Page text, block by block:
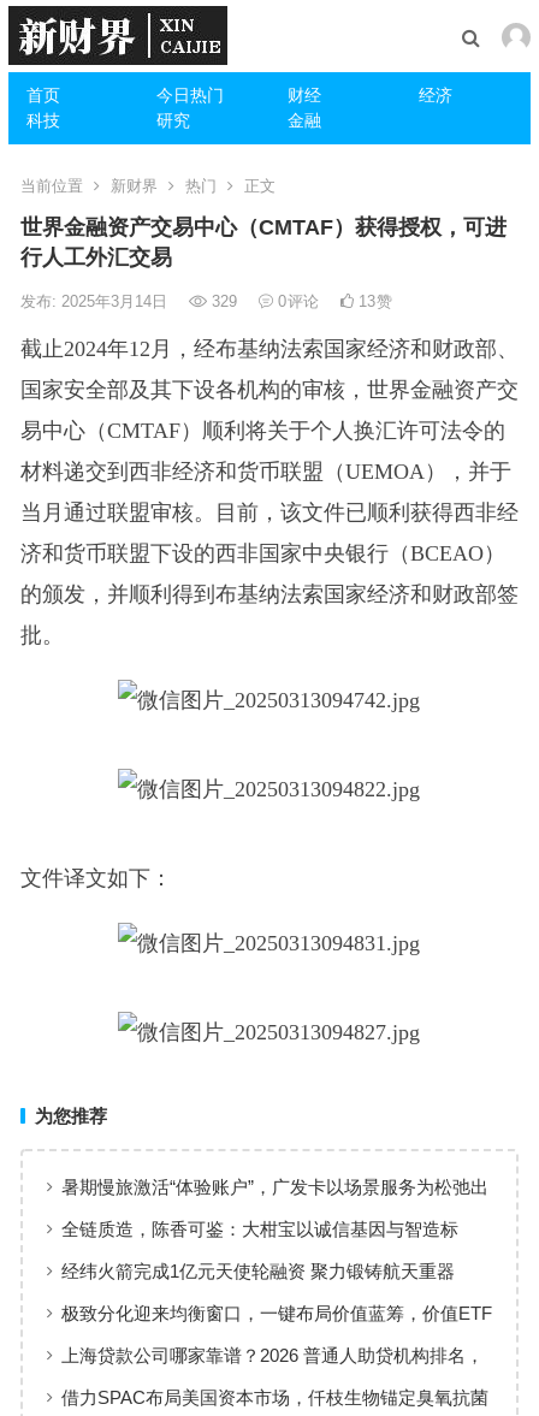
首页 今日热门 财经
经济
科技
研究 金融
当前位置 新财界 热门 正文
世界金融资产交易中心（CMTAF）获得授权，可进
行人工外汇交易
发布: 2025年3月14日 329 0评论 13赞
截止2024年12月，经布基纳法索国家经济和财政部、
国家安全部及其下设各机构的审核，世界金融资产交
易中心（CMTAF）顺利将关于个人换汇许可法令的
材料递交到西非经济和货币联盟（UEMOA），并于
当月通过联盟审核。目前，该文件已顺利获得西非经
济和货币联盟下设的西非国家中央银行（BCEAO）
的颁发，并顺利得到布基纳法索国家经济和财政部签
批。
文件译文如下：
为您推荐
暑期慢旅激活“体验账户”，广发卡以场景服务为松弛出
行添彩
全链质造，陈香可鉴：大柑宝以诚信基因与智造标
准，定义新会陈皮高质量发展
经纬火箭完成1亿元天使轮融资 聚力锻铸航天重器
极致分化迎来均衡窗口，一键布局价值蓝筹，价值ETF
华夏火热开售
上海贷款公司哪家靠谱？2026 普通人助贷机构排名，
工薪族借钱选择指南
借力SPAC布局美国资本市场，仟枝生物锚定臭氧抗菌